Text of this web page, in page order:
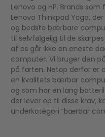
Lenovo og HP. Brands som
Lenovo Thinkpad Yoga,
og bedste bærbare
til selvfølgelig til de
af os går ikke en eneste
computer. Vi bruger den
på farten. Netop derfor er
en kvalitets bærbar
og som har en lang
der lever op til disse krav,
underkategori ”bærbar